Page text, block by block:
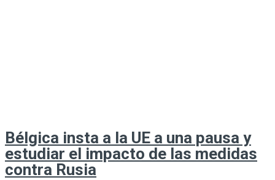
Bélgica insta a la UE a una pausa y
estudiar el impacto de las medidas
contra Rusia